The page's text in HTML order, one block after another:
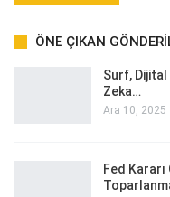
ÖNE ÇIKAN
Surf, Dijital
Zeka…
Ara 10, 2025
Fed